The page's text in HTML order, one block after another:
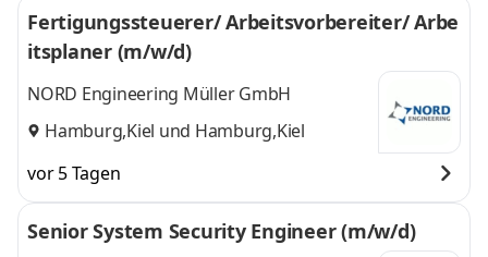
Fertigungssteuerer/ Arbeitsvorbereiter/ Arbe
itsplaner (m/w/d)
NORD Engineering Müller GmbH
Hamburg,Kiel und Hamburg,Kiel
vor 5 Tagen
Senior System Security Engineer (m/w/d)